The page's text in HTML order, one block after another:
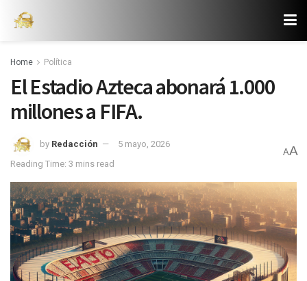
Home Política
El Estadio Azteca abonará 1.000
millones a FIFA.
by Redacción
5 mayo, 2026
Reading Time: 3 mins read
AA